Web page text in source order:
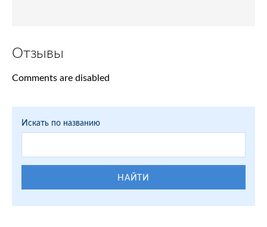
Отзывы
Comments are disabled
Искать по названию
НАЙТИ